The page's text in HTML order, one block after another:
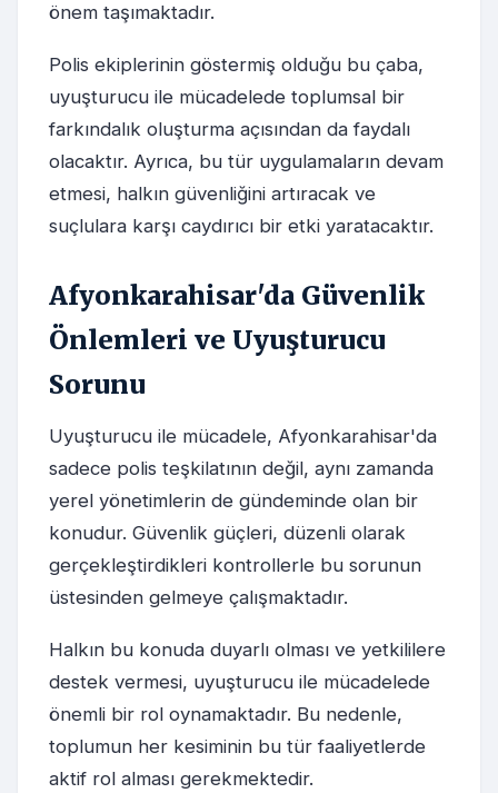
önem taşımaktadır.
Polis ekiplerinin göstermiş olduğu bu çaba,
uyuşturucu ile mücadelede toplumsal bir
farkındalık oluşturma açısından da faydalı
olacaktır. Ayrıca, bu tür uygulamaların devam
etmesi, halkın güvenliğini artıracak ve
suçlulara karşı caydırıcı bir etki yaratacaktır.
Afyonkarahisar'da Güvenlik
Önlemleri ve Uyuşturucu
Sorunu
Uyuşturucu ile mücadele, Afyonkarahisar'da
sadece polis teşkilatının değil, aynı zamanda
yerel yönetimlerin de gündeminde olan bir
konudur. Güvenlik güçleri, düzenli olarak
gerçekleştirdikleri kontrollerle bu sorunun
üstesinden gelmeye çalışmaktadır.
Halkın bu konuda duyarlı olması ve yetkililere
destek vermesi, uyuşturucu ile mücadelede
önemli bir rol oynamaktadır. Bu nedenle,
toplumun her kesiminin bu tür faaliyetlerde
aktif rol alması gerekmektedir.